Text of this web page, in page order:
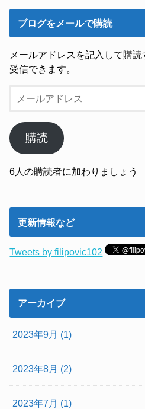
ブログをメールで購読
メールアドレスを記入して購
受信できます。
ー
ア
ド
ス
購読
6人の購読者に加わりましょう
更新情報など
Tweets by filipovic102
アーカイブ
2023年9月 (1)
2023年8月 (2)
2023年7月 (1)